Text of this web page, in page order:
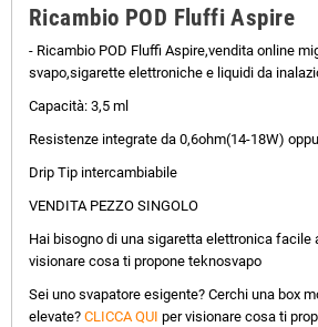
Ricambio POD Fluffi Aspire
- Ricambio POD Fluffi Aspire,vendita online
svapo,sigarette elettroniche e liquidi da
Capacità: 3,5 ml
Resistenze integrate da 0,6ohm(14-18W)
Drip Tip intercambiabile
VENDITA PEZZO SINGOLO
Hai bisogno di una sigaretta elettronica facile
visionare cosa ti propone teknosvapo
Sei uno svapatore esigente? Cerchi una box
elevate? CLICCA QUI per visionare cosa ti